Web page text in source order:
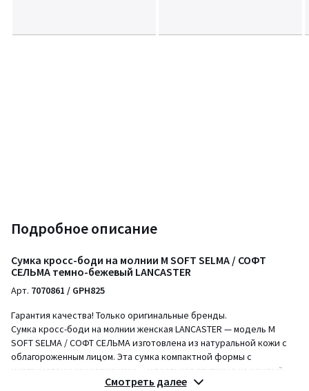
Подробное описание
Сумка кросс-боди на молнии M SOFT SELMA / СОФТ
СЕЛЬМА темно-бежевый LANCASTER
Арт. 7070861 / GPH825
Гарантия качества! Только оригинальные бренды.
Сумка кросс-боди на молнии женская LANCASTER — модель M
SOFT SELMA / СОФТ СЕЛЬМА изготовлена из натуральной кожи с
облагороженным лицом. Эта сумка компактной формы с
многочисленными карманами — идеальная спутница на каждый
день, которую можно носить на плече или в руке.
Смотреть далее